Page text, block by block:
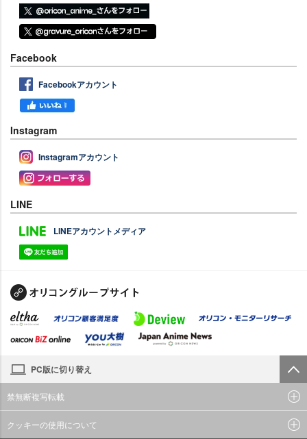
Facebook
Facebookアカウント
Instagram
Instagramアカウント
LINE
LINEアカウントメディア
PC版に切り替え
禁無断複写転載
クッキーの使用について